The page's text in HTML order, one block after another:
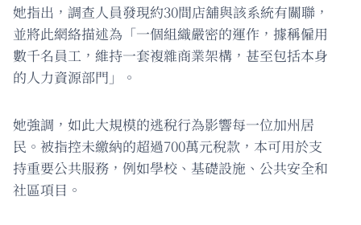
她指出，調查人員發現約30間店舖與該系統有關聯，
並將此網絡描述為「一個組織嚴密的運作，據稱僱用
數千名員工，維持一套複雜商業架構，甚至包括本身
的人力資源部門」。
她強調，如此大規模的逃稅行為影響每一位加州居
民。被指控未繳納的超過700萬元稅款，本可用於支
持重要公共服務，例如學校、基礎設施、公共安全和
社區項目。